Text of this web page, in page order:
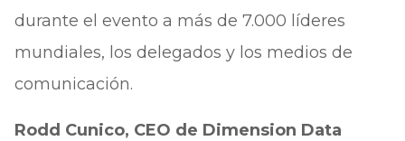
durante el evento a más de 7.000 líderes
mundiales, los delegados y los medios de
comunicación.
Rodd Cunico, CEO de Dimension Data